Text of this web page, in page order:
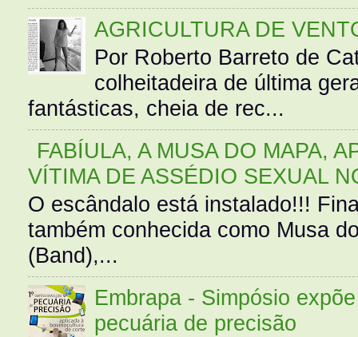
AGRICULTURA DE
Por Roberto Barreto de
colheitadeira de última
fantásticas, cheia de rec...
FABÍULA, A MUSA DO MAPA,
VÍTIMA DE ASSÉDIO SEXUAL
O escândalo está instalado!!!
também conhecida como Musa
(Band),...
Embrapa - Simpósio
pecuária de precisão